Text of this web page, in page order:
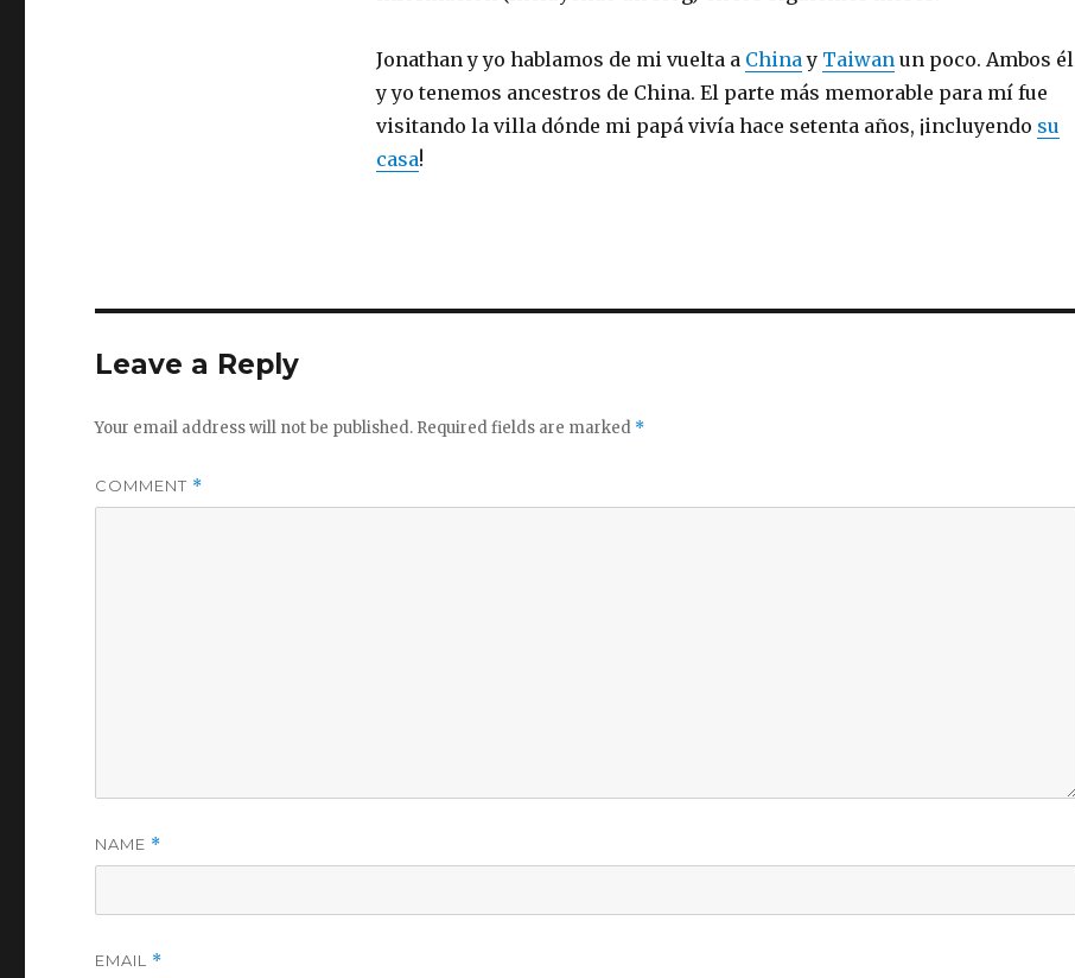
Jonathan y yo hablamos de mi vuelta a Chinay Taiwanun poco. Ambos él
y yo tenemos ancestros de China. El parte más memorable para mí fue
visitando la villa dónde mi papá vivía hace setenta años, ¡incluyendo su
casa!
Leave a Reply
Your email address will not be published. Required fields are marked *
COMMENT *
NAME *
EMAIL *